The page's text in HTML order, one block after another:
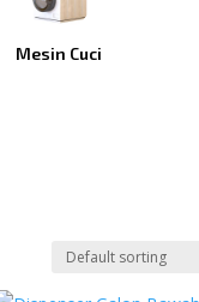
Mesin Cuci